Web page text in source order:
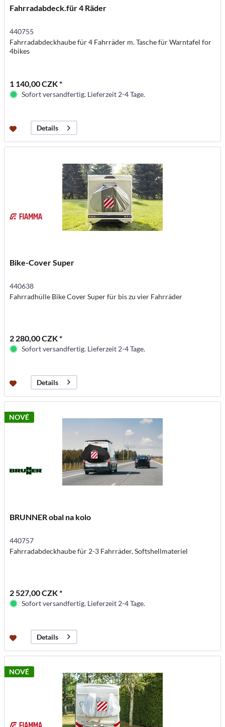
Fahrradabdeck.für 4 Räder
440755
Fahrradabdeckhaube für 4 Fahrräder m. Tasche für Warntafel for
4bikes
1 140,00 CZK *
Sofort versandfertig. Lieferzeit 2-4 Tage.
Details
Bike-Cover Super
440638
Fahrradhülle Bike Cover Super für bis zu vier Fahrräder
2 280,00 CZK *
Sofort versandfertig. Lieferzeit 2-4 Tage.
Details
NOVÉ
BRUNNER obal na kolo
440757
Fahrradabdeckhaube für 2-3 Fahrräder, Softshellmateriel
2 527,00 CZK *
Sofort versandfertig. Lieferzeit 2-4 Tage.
Details
NOVÉ